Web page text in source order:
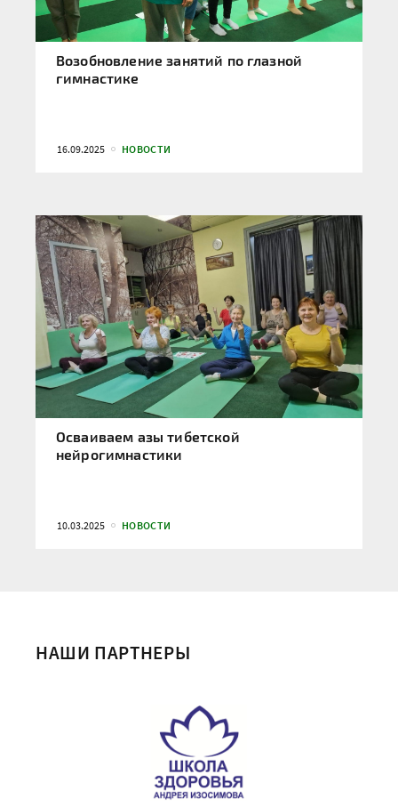
Возобновление занятий по глазной
гимнастике
16.09.2025 НОВОСТИ
Осваиваем азы тибетской
нейрогимнастики
10.03.2025 НОВОСТИ
НАШИ ПАРТНЕРЫ